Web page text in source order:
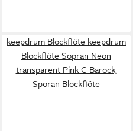
keepdrum Blockflöte keepdrum
Blockflöte Sopran Neon
transparent Pink C Barock,
Sporan Blockflöte